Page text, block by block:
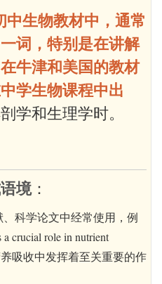
中生物教材中，通常
词，特别是在讲解
牛津和美国的教材
学生物课程中出
学和生理学时。
境：
科学论文中经常使用，例
crucial role in nutrient
养吸收中发挥着至关重要的作